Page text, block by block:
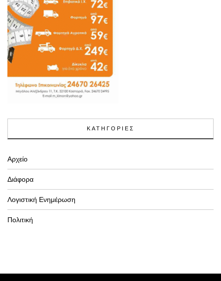
ΚΑΤΗΓΟΡΙΕΣ
Αρχείο
Διάφορα
Λογιστική Ενημέρωση
Πολιτική